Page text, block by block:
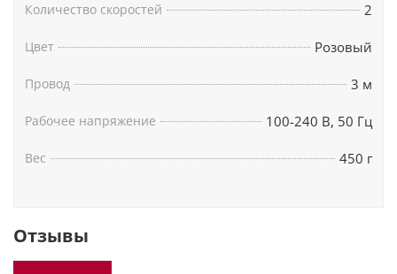
Количество скоростей 2
Цвет Розовый
Провод 3 м
Рабочее напряжение 100-240 В, 50 Гц
Вес 450 г
Отзывы